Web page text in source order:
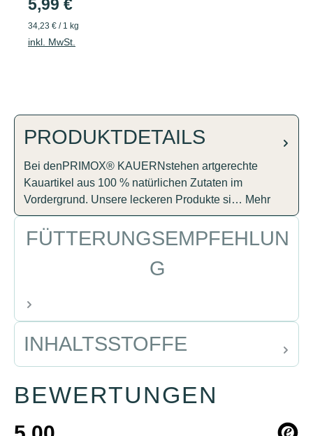
5,99 €
34,23 € / 1 kg
inkl. MwSt.
PRODUKTDETAILS
Bei denPRIMOX® KAUERNstehen artgerechte
Kauartikel aus 100 % natürlichen Zutaten im
Vordergrund. Unsere leckeren Produkte si… Mehr
FÜTTERUNGSEMPFEHLUN
G
INHALTSSTOFFE
BEWERTUNGEN